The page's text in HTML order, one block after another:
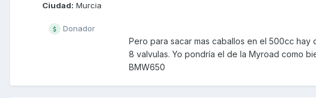
Ciudad: Murcia
Donador
Pero para sacar mas caballos en el 500cc
8 valvulas. Yo pondría el de la Myroad como
BMW650